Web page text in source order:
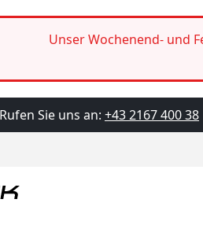
Unser Wochenend- und
Rufen Sie uns an: +43 2167 400 38